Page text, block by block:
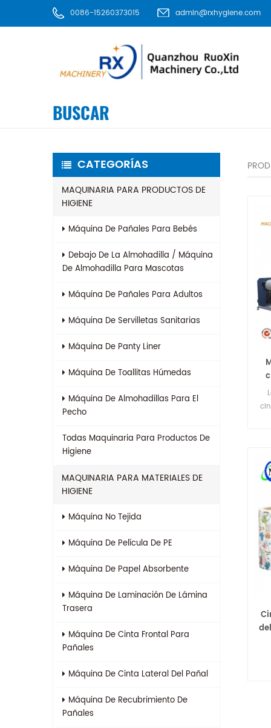
0086-15260373015 admin@rxhygiene.com
BUSCAR
CATEGORÍAS
MAQUINARIA PARA PRODUCTOS DE
HIGIENE
Máquina De Pañales Para Bebés
Debajo De La Almohadilla / Máquina
De Almohadilla Para Mascotas
Máquina De Pañales Para Adultos
Máquina De Servilletas Sanitarias
Máquina De Panty Liner
Máquina De Toallitas Húmedas
Máquina De Almohadillas Para El
Pecho
Todas Maquinaria Para Productos De
Higiene
MAQUINARIA PARA MATERIALES DE
HIGIENE
Máquina No Tejida
Máquina De Película De PE
Máquina De Papel Absorbente
Máquina De Laminación De Lámina
Trasera
Máquina De Cinta Frontal Para
Pañales
Máquina De Cinta Lateral Del Pañal
Máquina De Recubrimiento De
Pañales